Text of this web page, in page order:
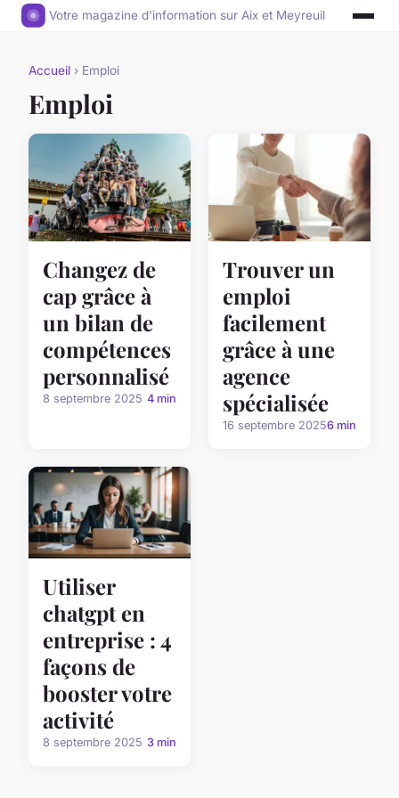
Votre magazine d'information sur Aix et Meyreuil
Accueil › Emploi
Emploi
Changez de
cap grâce à
un bilan de
compétences
personnalisé
8 septembre 2025 4 min
Trouver un
emploi
facilement
grâce à une
agence
spécialisée
16 septembre 20256 min
Utiliser
chatgpt en
entreprise : 4
façons de
booster votre
activité
8 septembre 2025 3 min